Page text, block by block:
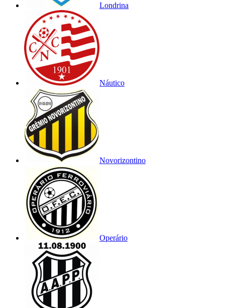
Londrina
Náutico
Novorizontino
Operário